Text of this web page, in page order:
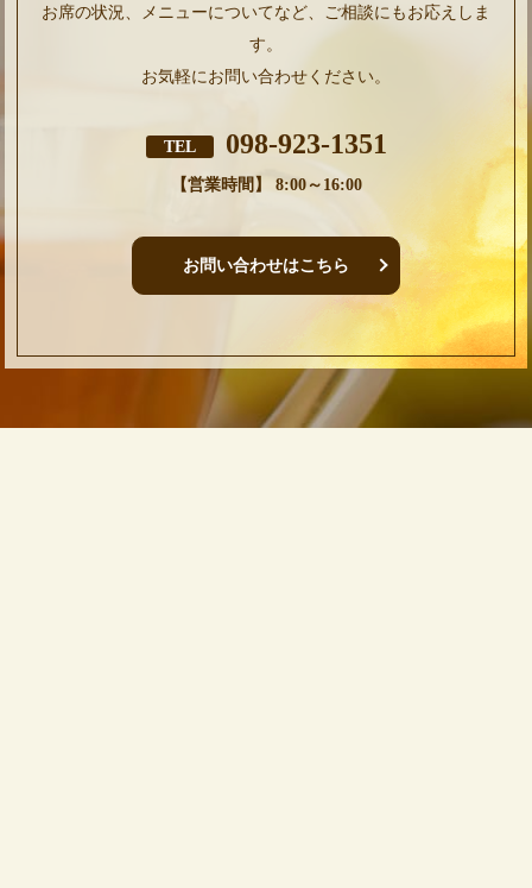
お席の状況、メニューについてなど、ご相談にもお応えしま
す。
お気軽にお問い合わせください。
TEL 098-923-1351
【営業時間】 8:00～16:00
お問い合わせはこちら